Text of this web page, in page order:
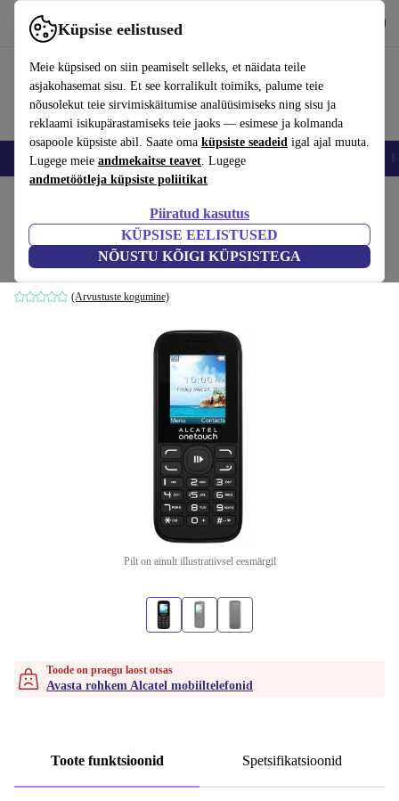
Küpsise eelistused
Meie küpsised on siin peamiselt selleks, et näidata teile
asjakohasemat sisu. Et see korralikult toimiks, palume teie
nõusolekut teie sirvimiskäitumise analüüsimiseks ning sisu ja
reklaami isikupärastamiseks teie jaoks — esimese ja kolmanda
osapoole küpsiste abil. Saate oma küpsiste seadeid igal ajal muuta.
Lugege meie andmekaitse teavet. Lugege
andmetöötleja küpsiste poliitikat
Piiratud kasutus
KÜPSISE EELISTUSED
NÕUSTU KÕIGI KÜPSISTEGA
Kasuta rakendust refurbed kiirelt ja lihtsalt
Nutitelefoni Sülearvutid Tahvelarvutid Nutikellad
Alcatel One Touch 10.52
must
(Arvustuste kogumine)
Pilt on ainult illustratiivsel eesmärgil
Toode on praegu laost otsas
Avasta rohkem Alcatel mobiiltelefonid
Toote funktsioonid Spetsifikatsioonid